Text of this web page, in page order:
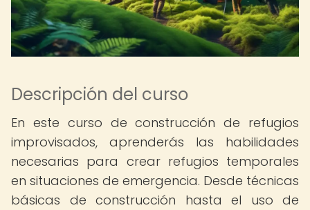
Descripción del curso
En este curso de construcción de refugios
improvisados, aprenderás las habilidades
necesarias para crear refugios temporales
en situaciones de emergencia. Desde técnicas
básicas de construcción hasta el uso de